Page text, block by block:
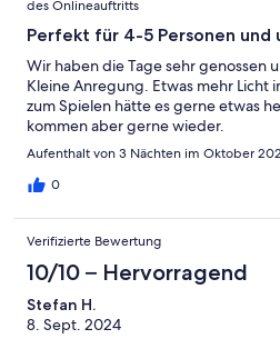
des Onlineauftritts
Perfekt für 4-5 Personen und
Wir haben die Tage sehr genossen
Kleine Anregung. Etwas mehr Licht
zum Spielen hätte es gerne etwas
kommen aber gerne wieder.
Aufenthalt von 3 Nächten im Oktober
0
Verifizierte Bewertung
10/10 – Hervorragend
Stefan H.
8. Sept. 2024